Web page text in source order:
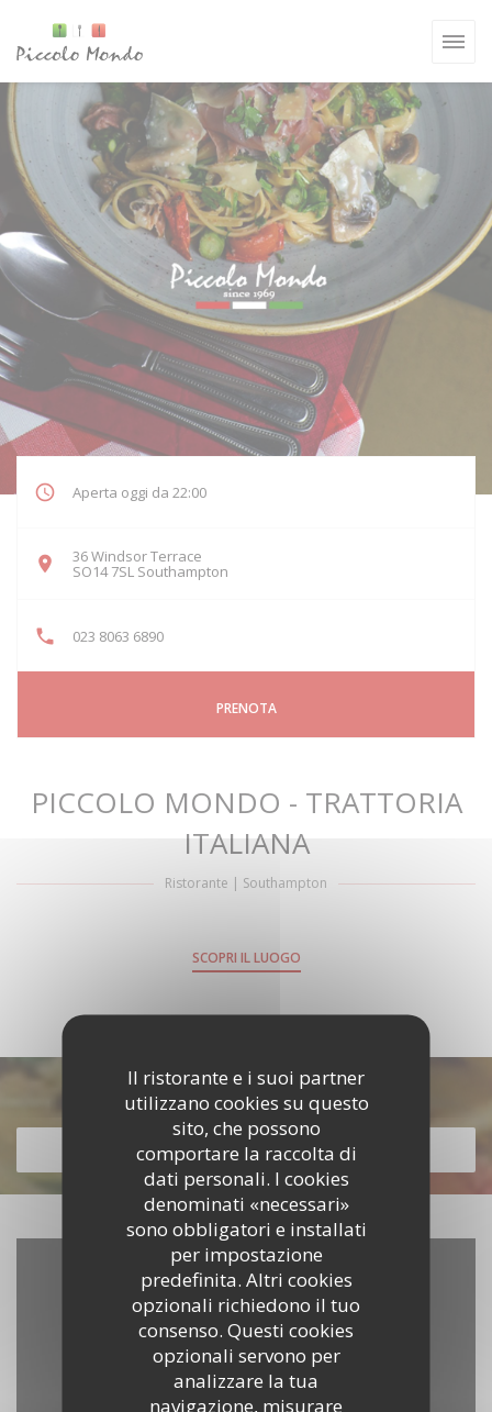
Il ristorante e i suoi partner
utilizzano cookies su questo
sito, che possono
comportare la raccolta di
dati personali. I cookies
denominati «necessari»
sono obbligatori e installati
per impostazione
predefinita. Altri cookies
opzionali richiedono il tuo
consenso. Questi cookies
opzionali servono per
analizzare la tua
navigazione, misurare
Aperta oggi da 22:00
36 Windsor Terrace
SO14 7SL Southampton
023 8063 6890
PRENOTA
PICCOLO MONDO - TRATTORIA
ITALIANA
Ristorante | Southampton
SCOPRI IL LUOGO
Scopri la nostra carta
SCOPRI LA NOSTRA CARTA